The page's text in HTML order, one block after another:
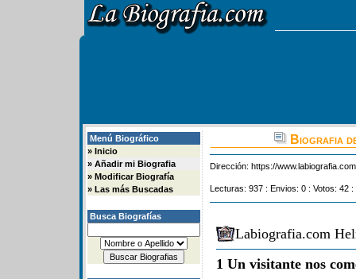
Menú Biográfico
» Inicio
» Añadir mi Biografia
» Modificar Biografía
» Las más Buscadas
Busca Biografías
Biografia
Dirección: https://
Lecturas: 937 : Envios: 0 : Votos: 42
Labiografia.com
1 Un visitante nos